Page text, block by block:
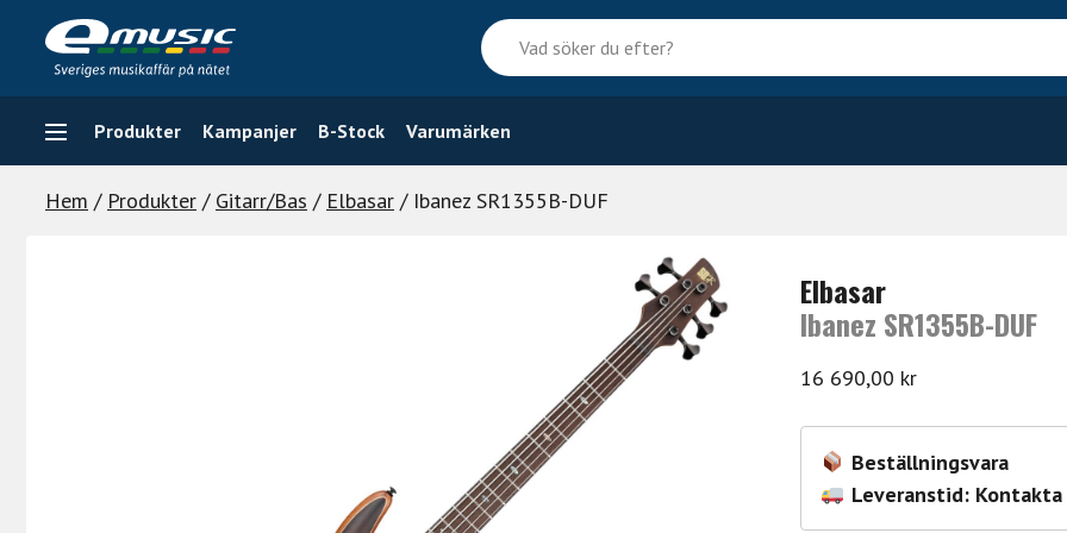
content
Vad
söker
du
efter?
Produkter Kampanjer B-Stock Varumärken
Hem / Produkter / Gitarr/Bas / Elbasar / Ibanez SR1355B-DUF
Elbasar
Ibanez SR1355B-DUF
16 690,00 kr
Beställningsvara
Leveranstid: Kontakta